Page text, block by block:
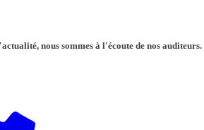
nous sommes à l'écoute de nos auditeurs.